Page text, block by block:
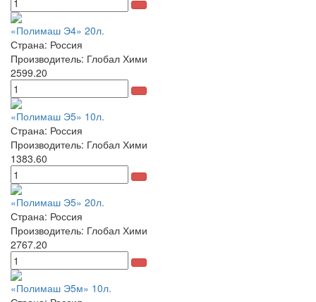
«Полимаш Э4» 20л.
Страна: Россия
Производитель: Глобал Хими
2599.20
«Полимаш Э5» 10л.
Страна: Россия
Производитель: Глобал Хими
1383.60
«Полимаш Э5» 20л.
Страна: Россия
Производитель: Глобал Хими
2767.20
«Полимаш Э5м» 10л.